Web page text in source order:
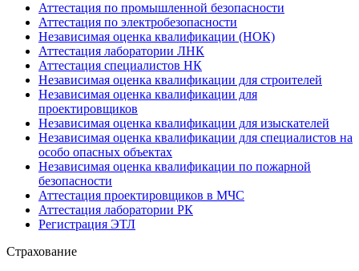
Аттестация по промышленной безопасности
Аттестация по электробезопасности
Независимая оценка квалификации (НОК)
Аттестация лаборатории ЛНК
Аттестация специалистов НК
Независимая оценка квалификации для строителей
Независимая оценка квалификации для
проектировщиков
Независимая оценка квалификации для изыскателей
Независимая оценка квалификации для специалистов на
особо опасных объектах
Независимая оценка квалификации по пожарной
безопасности
Аттестация проектировщиков в МЧС
Аттестация лаборатории РК
Регистрация ЭТЛ
Страхование